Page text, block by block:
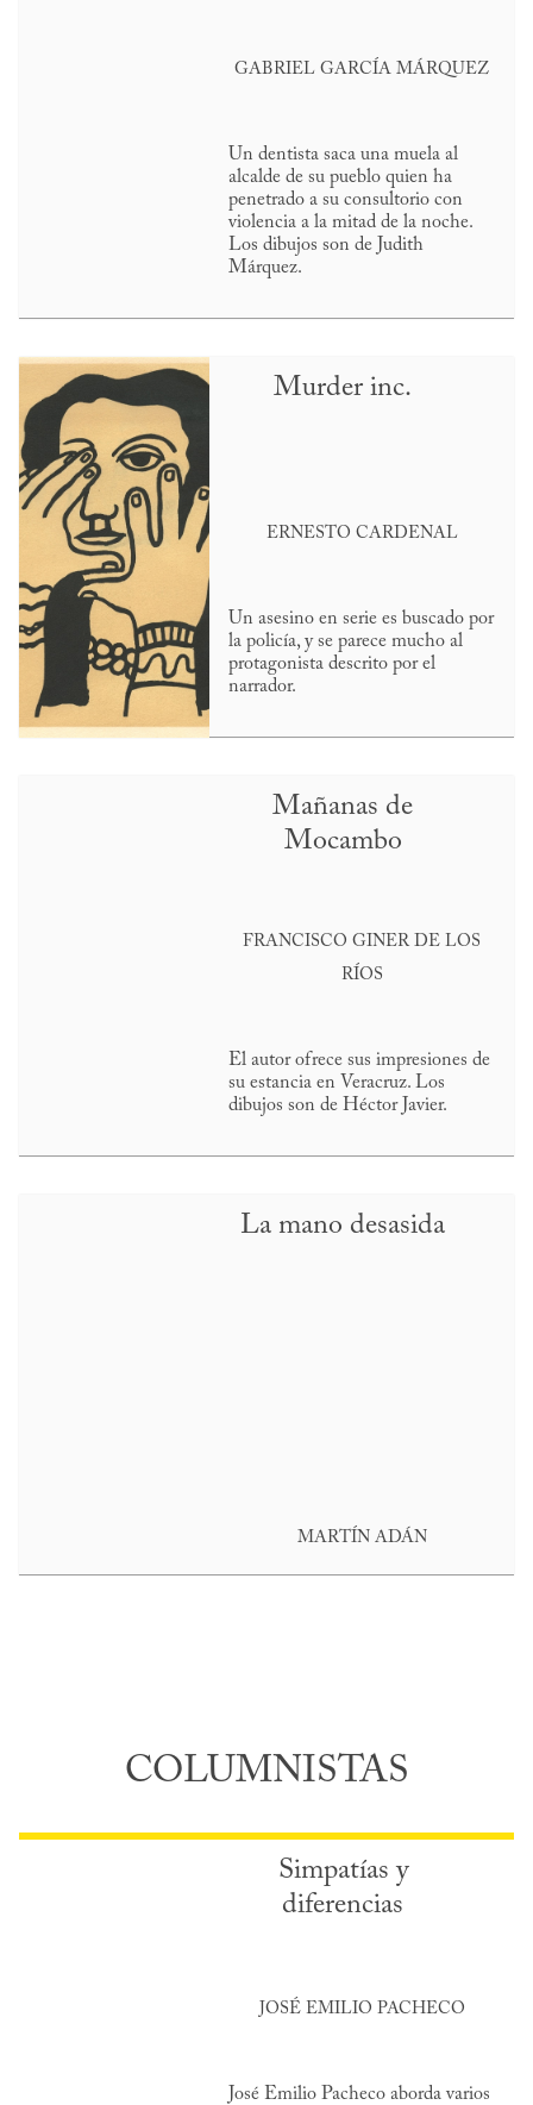
GABRIEL GARCÍA MÁRQUEZ
Un dentista saca una muela al
alcalde de su pueblo quien ha
penetrado a su consultorio con
violencia a la mitad de la noche.
Los dibujos son de Judith
Márquez.
Murder inc.
ERNESTO CARDENAL
Un asesino en serie es buscado por
la policía, y se parece mucho al
protagonista descrito por el
narrador.
Mañanas de
Mocambo
FRANCISCO GINER DE LOS
RÍOS
El autor ofrece sus impresiones de
su estancia en Veracruz. Los
dibujos son de Héctor Javier.
La mano desasida
MARTÍN ADÁN
COLUMNISTAS
Simpatías y
diferencias
JOSÉ EMILIO PACHECO
José Emilio Pacheco aborda varios